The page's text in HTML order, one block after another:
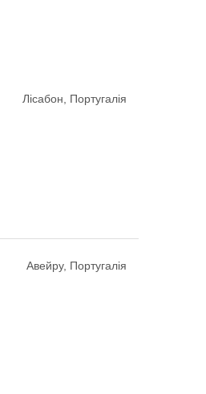
Лісабон, Португалія
Авейру, Португалія